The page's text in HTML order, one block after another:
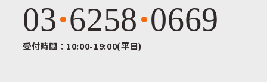
03 6258 0669
受付時間：10:00-19:00(平日)